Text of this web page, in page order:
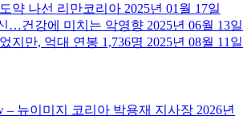
약 나선 리만코리아 2025년 01월 17일
…건강에 미치는 악영향 2025년 06월 13일
지만, 억대 연봉 1,736명 2025년 08월 11일
– 뉴이미지 코리아 박용재 지사장 2026년